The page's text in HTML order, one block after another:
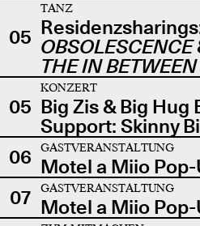
05
TANZ
OBSOLESCENCE
THE IN BETWEEN
05
KONZERT
Big Zis & Big Hug
Support: Skinny
06
GASTVERANSTALTUNG
Motel a Miio Pop-
07
GASTVERANSTALTUNG
Motel a Miio Pop-